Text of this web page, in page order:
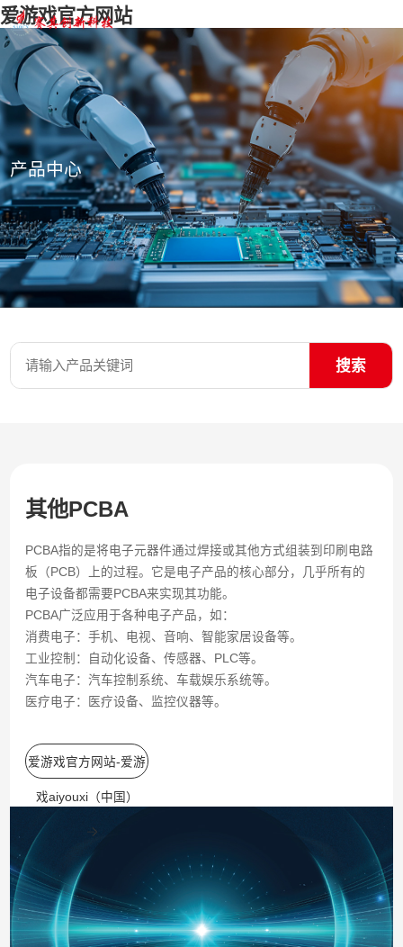
爱游戏官方网站
产品中心
搜索
其他PCBA
PCBA指的是将电子元器件通过焊接或其他方式组装到印刷电路
板（PCB）上的过程。它是电子产品的核心部分，几乎所有的
电子设备都需要PCBA来实现其功能。
PCBA广泛应用于各种电子产品，如：
消费电子：手机、电视、音响、智能家居设备等。
工业控制：自动化设备、传感器、PLC等。
汽车电子：汽车控制系统、车载娱乐系统等。
医疗电子：医疗设备、监控仪器等。
爱游戏官方网站-爱游
戏aiyouxi（中国）